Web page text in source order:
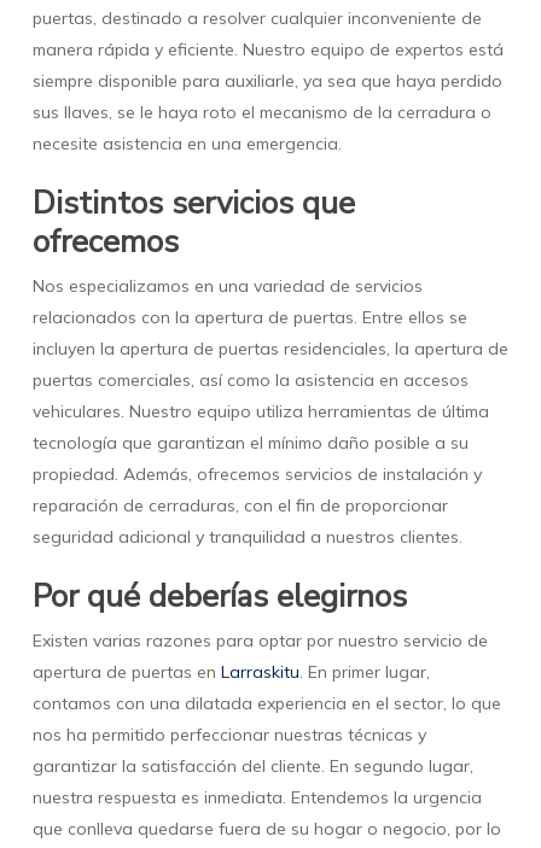
puertas, destinado a resolver cualquier inconveniente de
manera rápida y eficiente. Nuestro equipo de expertos está
siempre disponible para auxiliarle, ya sea que haya perdido
sus llaves, se le haya roto el mecanismo de la cerradura o
necesite asistencia en una emergencia.
Distintos servicios que
ofrecemos
Nos especializamos en una variedad de servicios
relacionados con la apertura de puertas. Entre ellos se
incluyen la apertura de puertas residenciales, la apertura de
puertas comerciales, así como la asistencia en accesos
vehiculares. Nuestro equipo utiliza herramientas de última
tecnología que garantizan el mínimo daño posible a su
propiedad. Además, ofrecemos servicios de instalación y
reparación de cerraduras, con el fin de proporcionar
seguridad adicional y tranquilidad a nuestros clientes.
Por qué deberías elegirnos
Existen varias razones para optar por nuestro servicio de
apertura de puertas en Larraskitu. En primer lugar,
contamos con una dilatada experiencia en el sector, lo que
nos ha permitido perfeccionar nuestras técnicas y
garantizar la satisfacción del cliente. En segundo lugar,
nuestra respuesta es inmediata. Entendemos la urgencia
que conlleva quedarse fuera de su hogar o negocio, por lo